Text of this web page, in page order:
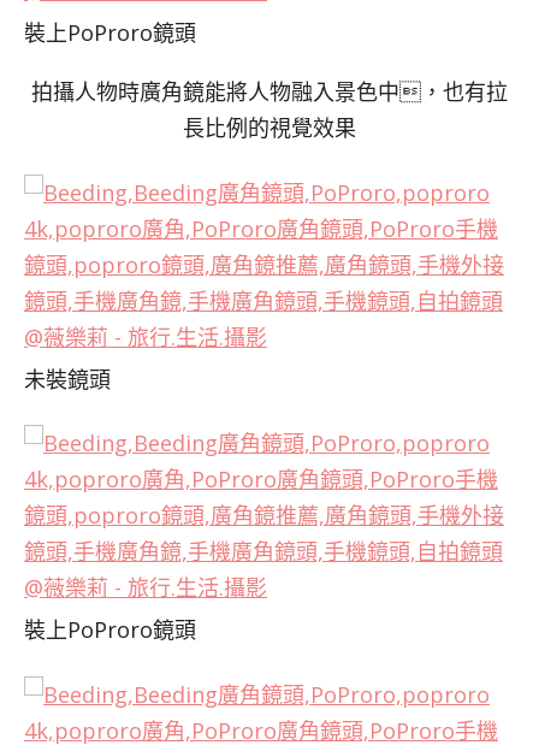
裝上PoProro鏡頭
拍攝人物時廣角鏡能將人物融入景色中，也有拉
長比例的視覺效果
未裝鏡頭
裝上PoProro鏡頭